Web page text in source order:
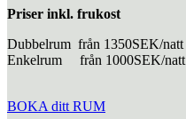
Priser inkl. frukost
Dubbelrum från 1350SEK/natt
Enkelrum från 1000SEK/natt
BOKA ditt RUM